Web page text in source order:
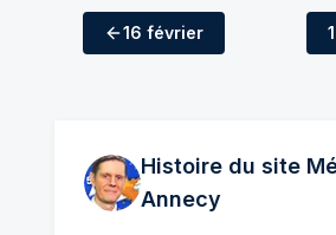
16 février
Histoire du site
Annecy